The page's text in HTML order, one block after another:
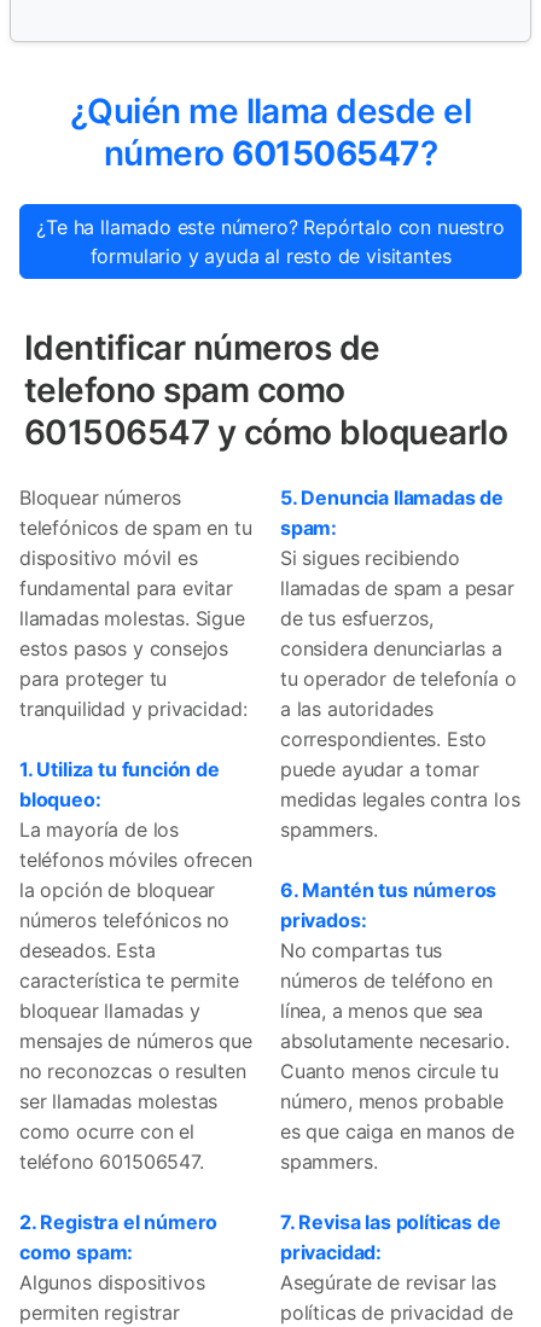
¿Quién me llama desde el
número 601506547?
¿Te ha llamado este número? Repórtalo con nuestro
formulario y ayuda al resto de visitantes
Identificar números de
telefono spam como
601506547 y cómo bloquearlo
Bloquear números
telefónicos de spam en tu
dispositivo móvil es
fundamental para evitar
llamadas molestas. Sigue
estos pasos y consejos
para proteger tu
tranquilidad y privacidad:
1. Utiliza tu función de
bloqueo:
La mayoría de los
teléfonos móviles ofrecen
la opción de bloquear
números telefónicos no
deseados. Esta
característica te permite
bloquear llamadas y
mensajes de números que
no reconozcas o resulten
ser llamadas molestas
como ocurre con el
teléfono 601506547.
2. Registra el número
como spam:
Algunos dispositivos
permiten registrar
5. Denuncia llamadas de
spam:
Si sigues recibiendo
llamadas de spam a pesar
de tus esfuerzos,
considera denunciarlas a
tu operador de telefonía o
a las autoridades
correspondientes. Esto
puede ayudar a tomar
medidas legales contra los
spammers.
6. Mantén tus números
privados:
No compartas tus
números de teléfono en
línea, a menos que sea
absolutamente necesario.
Cuanto menos circule tu
número, menos probable
es que caiga en manos de
spammers.
7. Revisa las políticas de
privacidad:
Asegúrate de revisar las
políticas de privacidad de